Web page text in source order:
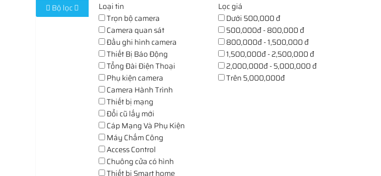
Bộ lọc
Loại tin
Trọn bộ camera
Camera quan sát
Đầu ghi hình camera
Thiết Bị Báo Động
Tổng Đài Điện Thoại
Phụ kiện camera
Camera Hành Trình
Thiết bị mạng
Đổi cũ lấy mới
Cáp Mạng Và Phụ Kiện
Máy Chấm Công
Access Control
Chuông cửa có hình
Lọc giá
Dưới 500,000 đ
500,000đ - 800,000 đ
800,000đ - 1,500,000 đ
1,500,000đ - 2,500,000 đ
2,000,000đ - 5,000,000 đ
Trên 5,000,000đ